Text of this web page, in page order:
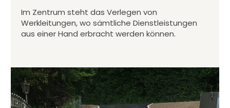
Im Zentrum steht das Verlegen von
Werkleitungen, wo sämtliche Dienstleistungen
aus einer Hand erbracht werden können.